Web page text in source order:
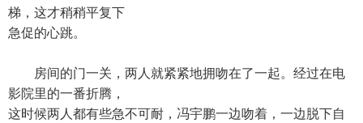
梯，这才稍稍平复下
急促的心跳。
房间的门一关，两人就紧紧地拥吻在了一起。经过在电
影院里的一番折腾，
这时候两人都有些急不可耐，冯宇鹏一边吻着，一边脱下自